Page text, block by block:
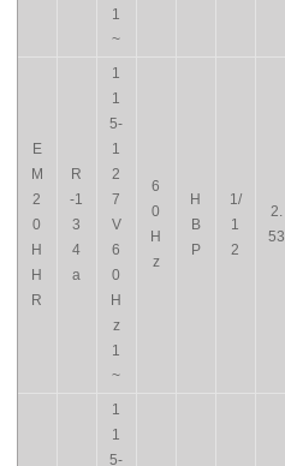
1
~
E
M
2
0
H
H
R
R
-1
3
4
a
1
1
5-
1
2
7
V
6
0
H
z
1
~
6
0
H
z
H
B
P
1/
1
2
2.
53
1
1
5-